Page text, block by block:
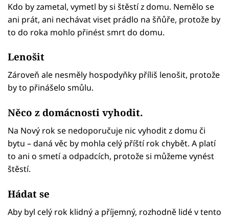
Kdo by zametal, vymetl by si štěstí z domu. Nemělo se
ani prát, ani nechávat viset prádlo na šňůře, protože by
to do roka mohlo přinést smrt do domu.
Lenošit
Zároveň ale nesměly hospodyňky příliš lenošit, protože
by to přinášelo smůlu.
Něco z domácnosti vyhodit.
Na Nový rok se nedoporučuje nic vyhodit z domu či
bytu – daná věc by mohla celý příští rok chybět. A platí
to ani o smetí a odpadcích, protože si můžeme vynést
štěstí.
Hádat se
Aby byl celý rok klidný a příjemný, rozhodně lidé v tento